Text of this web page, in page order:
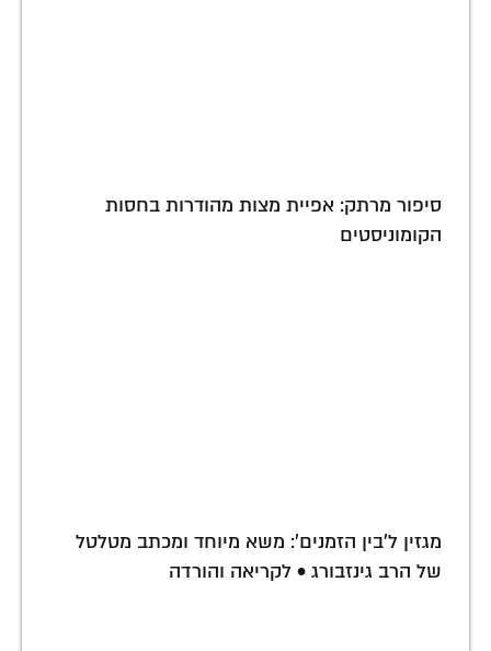
סיפור מרתק: אפיית מצות מהודרות בחסות
הקומוניסטים
מגזין ל'בין הזמנים': משא מיוחד ומכתב מטלטל
של הרב גינזבורג • לקריאה והורדה